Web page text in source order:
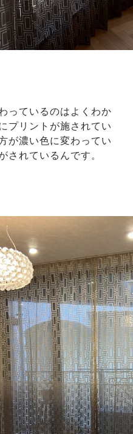
っているのはよくわか
プリントが施されてい
が濃い色に変わってい
されているんです。